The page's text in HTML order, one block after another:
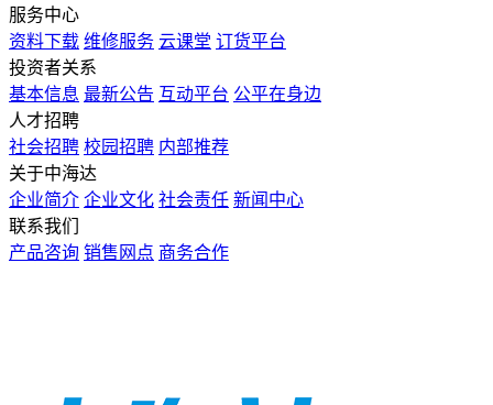
服务中心
资料下载 维修服务 云课堂 订货平台
投资者关系
基本信息 最新公告 互动平台 公平在身边
人才招聘
社会招聘 校园招聘 内部推荐
关于中海达
企业简介 企业文化 社会责任 新闻中心
联系我们
产品咨询 销售网点 商务合作